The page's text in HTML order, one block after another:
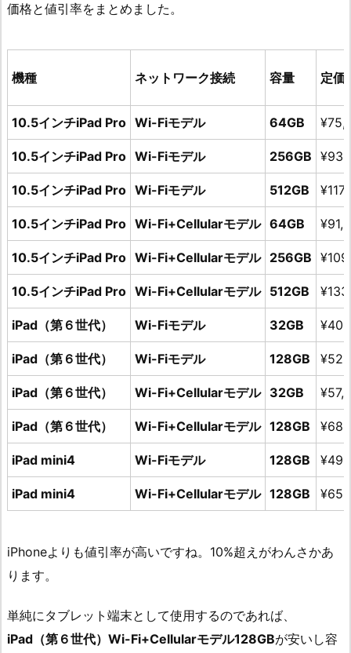
価格と値引率をまとめました。
機種 ネットワーク接続 容量 定価
10.5インチiPad Pro Wi-Fiモデル 64GB
10.5インチiPad Pro Wi-Fiモデル 256GB
10.5インチiPad Pro Wi-Fiモデル 512GB
10.5インチiPad Pro Wi-Fi+Cellularモデル 64GB
10.5インチiPad Pro Wi-Fi+Cellularモデル 256GB
10.5インチiPad Pro Wi-Fi+Cellularモデル 512GB
iPad（第６世代） Wi-Fiモデル 32GB
iPad （第６世代） Wi-Fiモデル 128GB
iPad （第６世代） Wi-Fi+Cellularモデル 32GB
iPad （第６世代） Wi-Fi+Cellularモデル 128GB
iPad mini4 Wi-Fiモデル 128GB
iPad mini4 Wi-Fi+Cellularモデル 128GB
iPhoneよりも値引率が高いですね。10%超えがわんさかあ
ります。
単純にタブレット端末として使用するのであれば、
iPad （第６世代）Wi-Fi+Cellularモデル128GBが安いし容